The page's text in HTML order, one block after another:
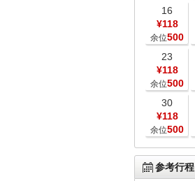
16
¥118
余位500
23
¥118
余位500
30
¥118
余位500
参考行程